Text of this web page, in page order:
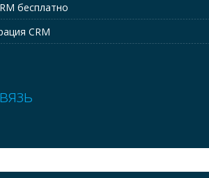
бесплатно
CRM